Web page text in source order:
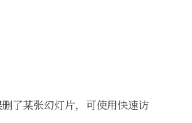
了某张幻灯片，可使用快速访